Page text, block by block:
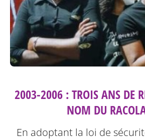
2003-2006 : TROIS ANS DE
NOM DU
En adoptant la loi de